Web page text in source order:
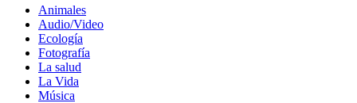
Animales
Audio/Video
Ecología
Fotografía
La salud
La Vida
Música